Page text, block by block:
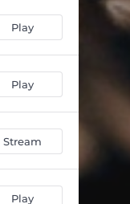
Umthelelo Webukubuku (feat. DT.MO, Budah Maz & NAKSoul) --
Ujack (feat. Mpho Spizzy & Budah Maz) --
Tive Mini (feat. Budah Maz & Mpho Spizzy) --
Khosi (feat. DT.MO & Budah Maz) --
--
Play
Play
Stream
Play